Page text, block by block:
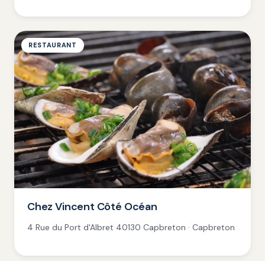
RESTAURANT
Chez Vincent Côté Océan
4 Rue du Port d'Albret 40130 Capbreton · Capbreton